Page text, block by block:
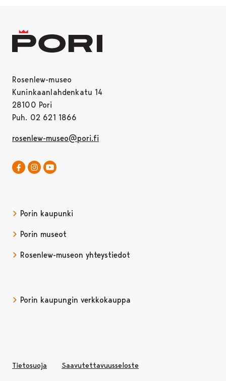
Rosenlew-museo
Kuninkaanlahdenkatu 14
28100 Pori
Puh. 02 621 1866
rosenlew-museo@pori.fi
Rosenlew-museo Facebookissa
Avautuu uudessa välilehdessä
Rosenlew-museo Instagramissa
Porin kaupunki
Porin museot
Rosenlew-museon yhteystiedot
Porin kaupungin verkkokauppa
Tietosuoja Saavutettavuusseloste